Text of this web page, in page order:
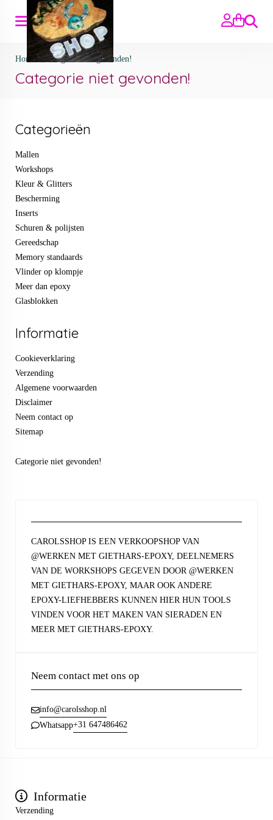
Zoeken
Home>Categorie niet gevonden!
Categorie niet gevonden!
Categorieën
Mallen
Workshops
Kleur & Glitters
Bescherming
Inserts
Schuren & polijsten
Gereedschap
Memory standaards
Vlinder op klompje
Meer dan epoxy
Glasblokken
Informatie
Cookieverklaring
Verzending
Algemene voorwaarden
Disclaimer
Neem contact op
Sitemap
Categorie niet gevonden!
CAROLSSHOP IS EEN VERKOOPSHOP VAN
@WERKEN MET GIETHARS-EPOXY, DEELNEMERS
VAN DE WORKSHOPS GEGEVEN DOOR @WERKEN
MET GIETHARS-EPOXY, MAAR OOK ANDERE
EPOXY-LIEFHEBBERS KUNNEN HIER HUN TOOLS
VINDEN VOOR HET MAKEN VAN SIERADEN EN
MEER MET GIETHARS-EPOXY.
Neem contact met ons op
info@carolsshop.nl
Whatsapp+31 647486462
Informatie
Verzending